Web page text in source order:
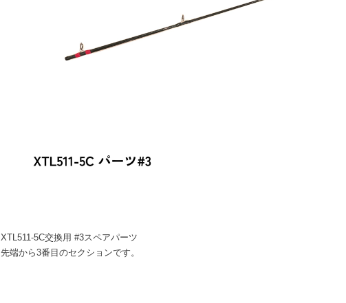
XTL511-5C交換用 #3スペアパーツ
先端から3番目のセクションです。